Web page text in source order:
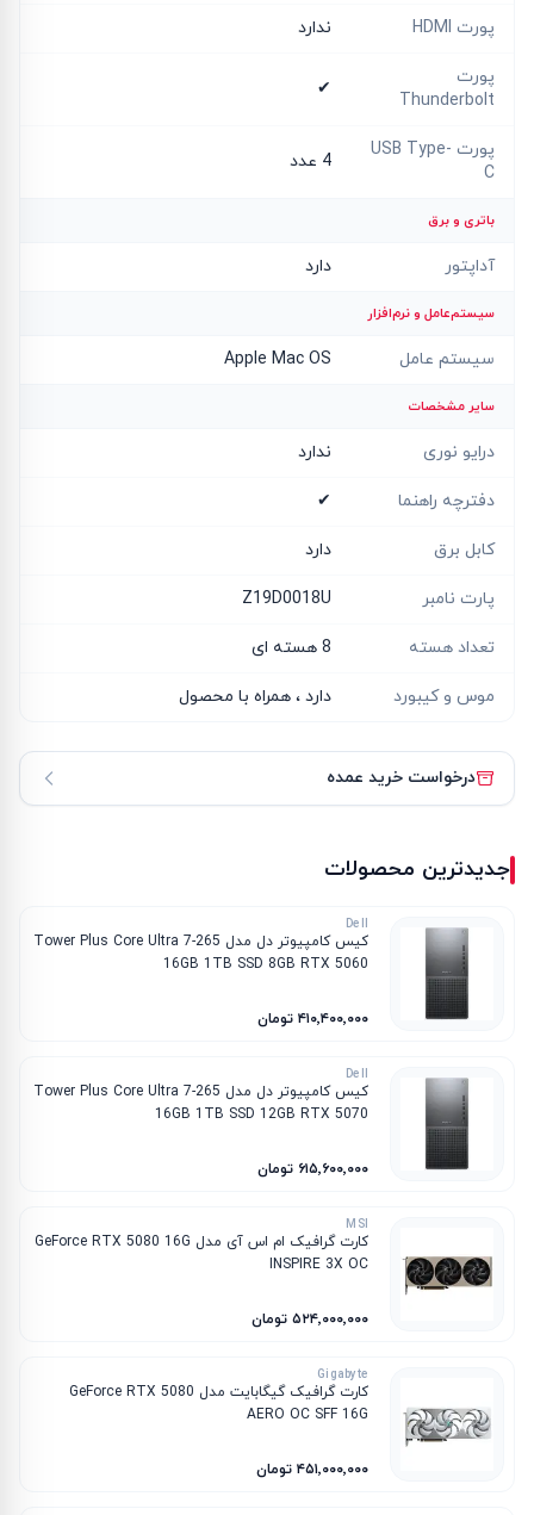
پورت HDMI ندارد
پورت
Thunderbolt
✔
پورت USB Type-
C
4 عدد
باتری و برق
آداپتور دارد
سیستم‌عامل و نرم‌افزار
سیستم عامل Apple Mac OS
سایر مشخصات
درایو نوری ندارد
دفترچه راهنما ✔
کابل برق دارد
پارت نامبر Z19D0018U
تعداد هسته 8 هسته ای
موس و کیبورد دارد ، همراه با محصول
درخواست خرید عمده
جدیدترین محصولات
Dell
کیس کامپیوتر دل مدل Tower Plus Core Ultra 7-265
16GB 1TB SSD 8GB RTX 5060
۴۱۰٬۴۰۰٬۰۰۰ تومان
Dell
کیس کامپیوتر دل مدل Tower Plus Core Ultra 7-265
16GB 1TB SSD 12GB RTX 5070
۶۱۵٬۶۰۰٬۰۰۰ تومان
MSI
کارت گرافیک ام‌ اس‌ آی مدل GeForce RTX 5080 16G
INSPIRE 3X OC
۵۲۴٬۰۰۰٬۰۰۰ تومان
Gigabyte
کارت گرافیک گیگابایت مدل GeForce RTX 5080
AERO OC SFF 16G
۴۵۱٬۰۰۰٬۰۰۰ تومان